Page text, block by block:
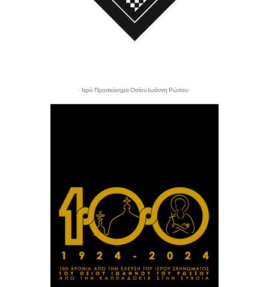
- Ιερό Προσκύνημα Οσίου Ιωάννη Ρώσου -